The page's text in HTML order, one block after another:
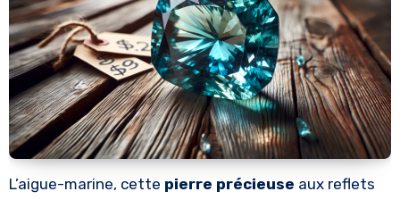
L’aigue-marine, cette pierre précieuse aux reflets